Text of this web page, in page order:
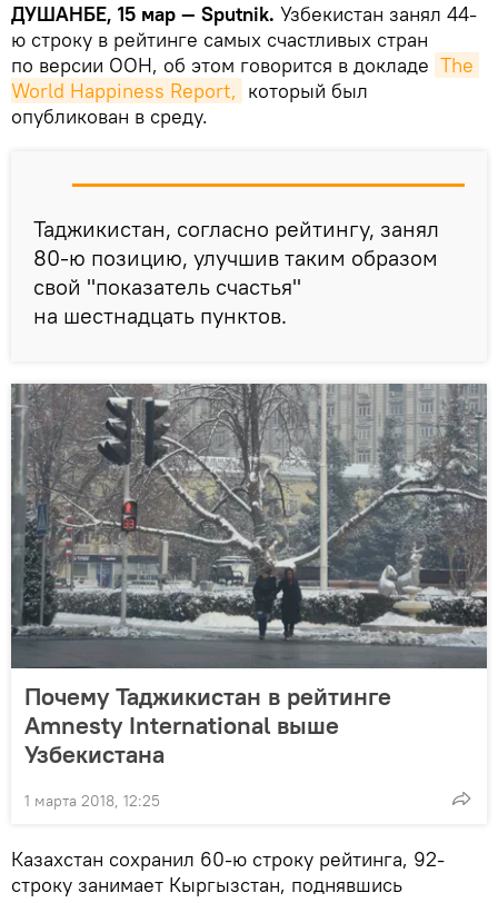
ДУШАНБЕ, 15 мар — Sputnik. Узбекистан занял 44-
ю строку в рейтинге самых счастливых стран
по версии ООН, об этом говорится в докладе The
World Happiness Report, который был
опубликован в среду.
Таджикистан, согласно рейтингу, занял
80-ю позицию, улучшив таким образом
свой "показатель счастья"
на шестнадцать пунктов.
Почему Таджикистан в рейтинге
Amnesty International выше
Узбекистана
1 марта 2018, 12:25
Казахстан сохранил 60-ю строку рейтинга, 92-
строку занимает Кыргызстан, поднявшись